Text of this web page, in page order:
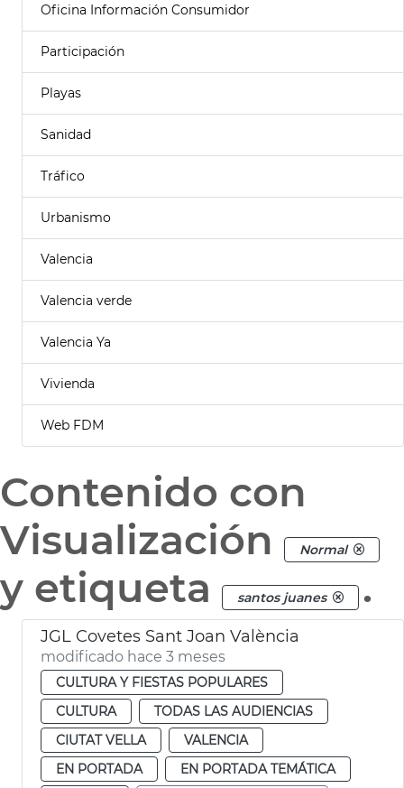
Oficina Información Consumidor
Participación
Playas
Sanidad
Tráfico
Urbanismo
Valencia
Valencia verde
Valencia Ya
Vivienda
Web FDM
Contenido con
Visualización
Normal
y etiqueta santos juanes .
JGL Covetes Sant Joan València
modificado hace 3 meses
CULTURA Y FIESTAS POPULARES
CULTURA
TODAS LAS AUDIENCIAS
CIUTAT VELLA
VALENCIA
EN PORTADA
EN PORTADA TEMÁTICA